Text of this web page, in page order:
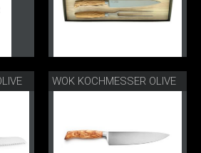
WOK KOCHMESSER OLIVE